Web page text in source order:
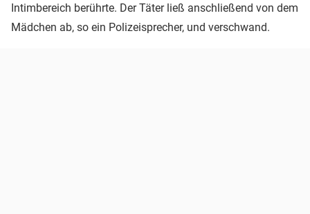
Intimbereich berührte. Der Täter ließ anschließend von dem
Mädchen ab, so ein Polizeisprecher, und verschwand.